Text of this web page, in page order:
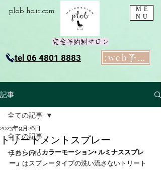
ME
NU
完全予約制サロン
plob​ hair.com
tel 06 4801 8883 :web予約
記事
全ての記事
サロンinfo
全ての記事
トリートメントスプレー
2023年9月26日
こちらの「カラーモーション+ ルミナススプレ
ー」 はスプレータイプの洗い流さないトリート